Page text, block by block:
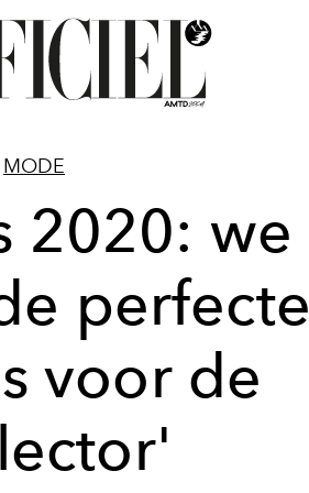
MODE
2020: we
perfecte
voor de